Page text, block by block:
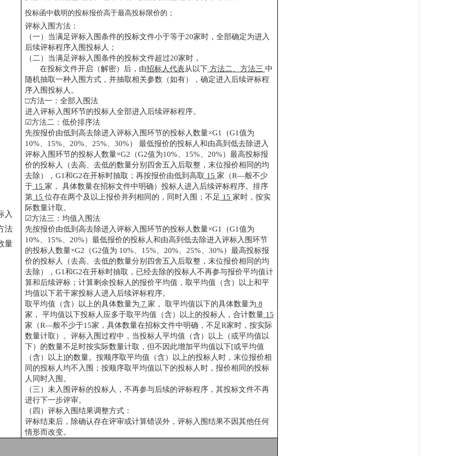
投标函中载明的投标报价高于最高投标限价的；
入
法
量
评标入围方法：
（一）当满足评标入围条件的投标文件小于等于20家时，全部确定为进入
后续评标程序入围投标人；
（二）当满足评标入围条件的投标文件超过20家时，
在投标文件开启（解密）后，由招标人代表从以下 方法二、方法三 中
随机抽取一种入围方式，并抽取相关参数（如有），确定进入后续评标程
序入围投标人。
□方法一：全部入围法
进入评标入围环节的投标人全部进入后续评标程序。
☑方法二：低价排序法
先按报价由低到高去除进入评标入围环节的投标人数量×G1（G1值为
10%、15%、20%、25%、30%） 最低报价的投标人和由高到低去除进入
评标入围环节的投标人数量×G2（G2值为10%、15%、20%）最高投标报
价的投标人（去高、去低的数量分别四舍五入后取整，末位报价相同的均
去除），G1和G2在开标时抽取；再按报价由低到高取 15 家（R—般不少
于 15 家，
具体数量在招标文件中明确）投标人进入后续评标程序。排序
第 15 位存在两个及以上报价并列相同的，同时入围；不足 15 家时，按实
际数量计取。
☑方法三：均值入围法
先按报价由低到高去除进入评标入围环节的投标人数量×G1（G1值为
10%、15%、20%）最低报价的投标人和由高到低去除进入评标入围环节
的投标人数量×G2（G2值为 10%、15%、20%、25%、30%）最高投标报
价的投标人（去高、去低的数量分别四舍五入后取整，末位报价相同的均
去除），G1和G2在开标时抽取，已经去除的投标人不再参与报价平均值计
算和后续评标；计算剩余投标人的报价平均值，取平均值（含）以上和平
均值以下若干家投标人进入后续评标程序。
取平均值（含）以上的具体数量为 7 家， 取平均值以下的具体数量为 8
家，
平均值以下投标人应多于取平均值（含）以上的投标人，合计数量 15
家（R—般不少于15家，具体数量在招标文件中明确，不足R家时，按实际
数量计取）。评标入围过程中，当投标人平均值（含）以上（或平均值以
下）的数量不足时按实际数量计取，但不因此增加平均值以下[或平均值
（含）以上]的数量。按顺序取平均值（含）以上的投标人时，末位报价相
同的投标人均不入围；按顺序取平均值以下的投标人时，报价相同的投标
人同时入围。
（三）未入围评标的投标人，不再参与后续的评标程序，其投标文件不再
进行下一步评审。
（四）评标入围结果调整方式：
评标结束后，除确认存在评审或计算错误外，评标入围结果不因其他任何
情形而改变。